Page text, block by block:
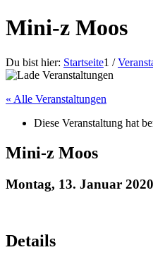
Mini-z Moos
Du bist hier: Startseite1 /
« Alle Veranstaltungen
Diese Veranstaltung hat
Mini-z Moos
Montag, 13. Januar
Details